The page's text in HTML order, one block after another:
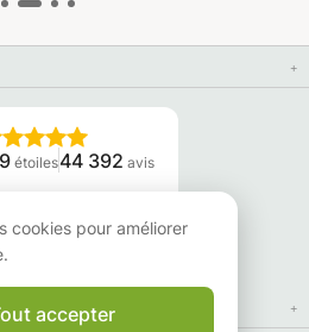
étoiles44 392 avis
nos avis
cookies pour améliorer
accepter